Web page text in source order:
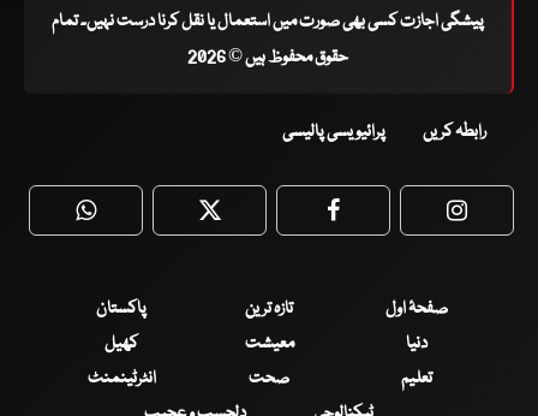
پیشگی اجازت کسی بھی صورت میں استعمال یا نقل کرنا درست نہیں۔ تمام
حقوق محفوظ ہیں © 2026
رابطہ کریں پرائیویسی پالیسی
WhatsApp Twitter Facebook
صفحۂ اول تازہ ترین
پاکستان
دنیا
معیشت
کھیل
تعلیم
صحت
انٹرٹینمنٹ